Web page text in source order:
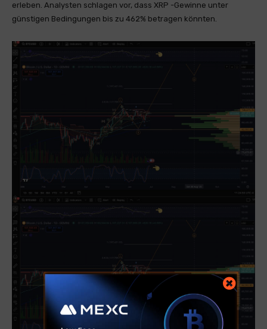
erleben. Analysten schlagen vor, dass XRP -Gewinne unter
günstigen Bedingungen bis zu 462% betragen könnten.